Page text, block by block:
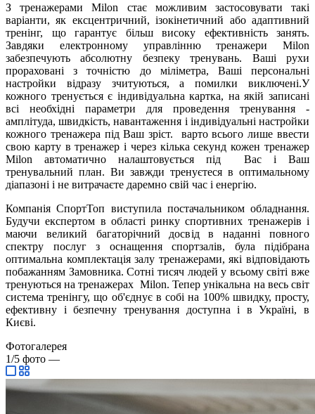
З тренажерами Milon стає можливим застосовувати такі
варіанти, як ексцентричний, ізокінетичний або адаптивний
тренінг, що гарантує більш високу ефективність занять.
Завдяки електронному управлінню тренажери Milon
забезпечують абсолютну безпеку тренувань. Ваші рухи
прораховані з точністю до міліметра, Ваші персональні
настройки відразу зчитуються, а помилки виключені.У
кожного тренується є індивідуальна картка, на якій записані
всі необхідні параметри для проведення тренування -
амплітуда, швидкість, навантаження і індивідуальні настройки
кожного тренажера під Ваш зріст. варто всього лише ввести
свою карту в тренажер і через кілька секунд кожен тренажер
Milon автоматично налаштовується під Вас і Ваш
тренувальний план. Ви завжди тренуєтеся в оптимальному
діапазоні і не витрачаєте даремно свій час і енергію.
Компанія СпортТоп виступила постачальником обладнання.
Будучи експертом в області ринку спортивних тренажерів і
маючи великий багаторічний досвід в наданні повного
спектру послуг з оснащення спортзалів, була підібрана
оптимальна комплектація залу тренажерами, які відповідають
побажанням Замовника. Сотні тисяч людей у всьому світі вже
тренуються на тренажерах Milon. Тепер унікальна на весь світ
система тренінгу, що об'єднує в собі на 100% швидку, просту,
ефективну і безпечну тренування доступна і в Україні, в
Києві.
Фотогалерея
1/5 фото —